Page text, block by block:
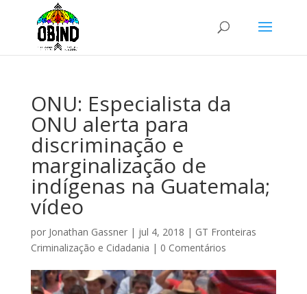
ONU: Especialista da
ONU alerta para
discriminação e
marginalização de
indígenas na Guatemala;
vídeo
por Jonathan Gassner| jul 4, 2018 | GT Fronteiras
Criminalização e Cidadania | 0 Comentários